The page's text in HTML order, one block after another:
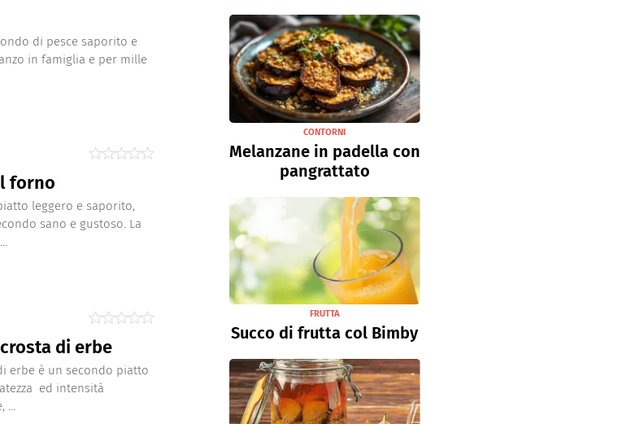
di pesce saporito e
in famiglia e per mille
forno
leggero e saporito,
sano e gustoso. La
di erbe
erbe è un secondo piatto
ed intensità
...
CONTORNI
Melanzane in padella con
pangrattato
FRUTTA
Succo di frutta col Bimby